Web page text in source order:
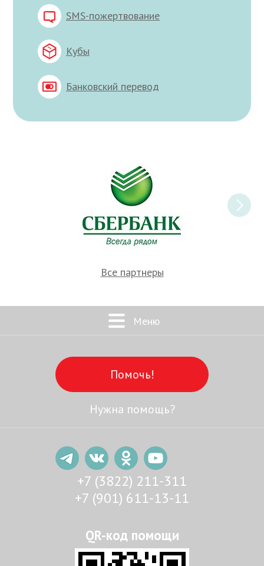
SMS-пожертвование
Кубы
Банковский перевод
Все партнеры
Меню
Помочь!
Нужна помощь?
+7 (3822) 211-311
+7 (901) 611-13-11